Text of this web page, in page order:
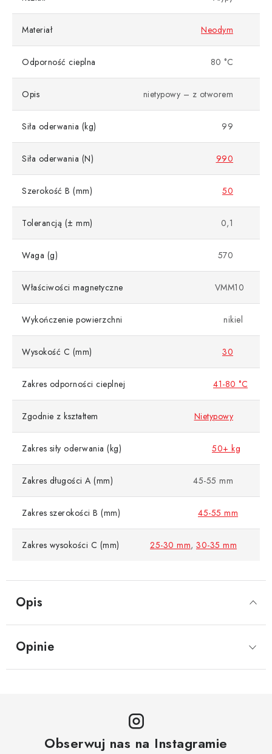
Opis
Materiał Neodym
Odporność cieplna 80 °C
Opis nietypowy – z otworem
Siła oderwania (kg) 99
Siła oderwania (N) 990
Szerokość B (mm) 50
Tolerancją (± mm) 0,1
Waga (g) 570
Właściwości magnetyczne VMM10
Wykończenie powierzchni nikiel
Wysokość C (mm) 30
Zakres odporności cieplnej 41-80 °C
Zgodnie z kształtem Nietypowy
Zakres siły oderwania (kg) 50+ kg
Zakres długości A (mm) 45-55 mm
Zakres szerokości B (mm) 45-55 mm
Zakres wysokości C (mm) 25-30 mm, 30-35 mm
Opinie
Obserwuj nas na Instagramie